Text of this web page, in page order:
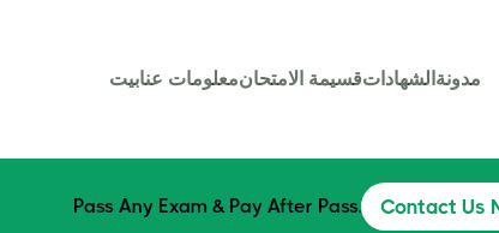
بيتمعلومات عناقسيمة الامتحانالشهاداتمدونة
Pass Any Exam & Pay After Pass. Contact Us